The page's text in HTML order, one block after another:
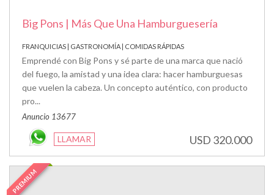
Big Pons | Más Que Una Hamburguesería
FRANQUICIAS | GASTRONOMÍA | COMIDAS RÁPIDAS
Emprendé con Big Pons y sé parte de una marca que nació
del fuego, la amistad y una idea clara: hacer hamburguesas
que vuelen la cabeza. Un concepto auténtico, con producto
pro...
Anuncio 13677
LLAMAR USD 320.000
PREMIUM